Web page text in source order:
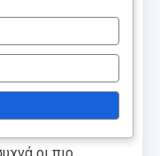
οι πιο